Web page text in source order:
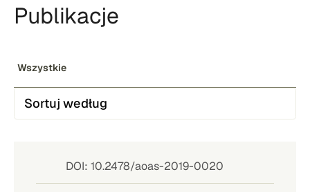
Publikacje
Wszystkie
DOI: 10.2478/aoas-2019-0020